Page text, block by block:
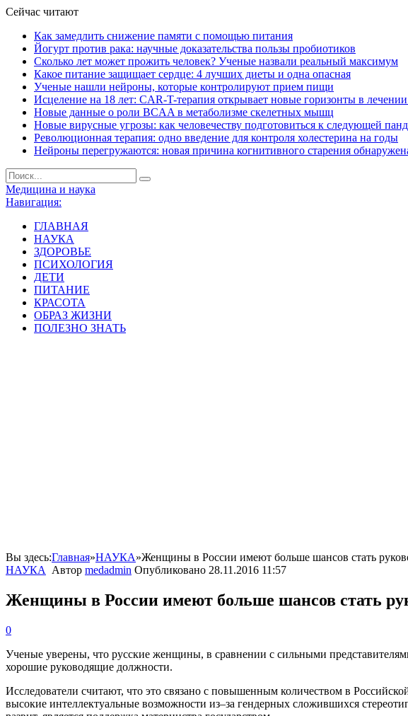
Сейчас читают
Как замедлить снижение памяти с помощью питания
Йогурт против рака: научные доказательства пользы пробиотиков
Сколько лет может прожить человек? Ученые назвали реальный максимум
Какое питание защищает сердце: 4 лучших диеты и одна опасная
Ученые нашли нейроны, которые контролируют прием пищи
Исцеление на 18 лет: CAR-T-терапия открывает новые горизонты в
Новые данные о роли BCAA в метаболизме скелетных мышц
Новые вирусные угрозы: как человечеству подготовиться к следующей
Революционная терапия: одно введение для контроля холестерина на годы
Нейроны перегружаются: новая причина когнитивного старения
Медицина и наука
Навигация:
ГЛАВНАЯ
НАУКА
ЗДОРОВЬЕ
ПСИХОЛОГИЯ
ДЕТИ
ПИТАНИЕ
КРАСОТА
ОБРАЗ ЖИЗНИ
ПОЛЕЗНО ЗНАТЬ
Вы здесь:Главная»НАУКА»Женщины в России имеют больше шансов стать
НАУКА
Автор medadmin Опубликовано 28.11.2016 11:57
Женщины в России имеют больше шансов стать
0
Ученые уверены, что русские женщины, в сравнении с сильными
хорошие руководящие должности.
Исследователи считают, что это связано с повышенным количеством в
высокие интеллектуальные возможности из–за гендерных сложившихся